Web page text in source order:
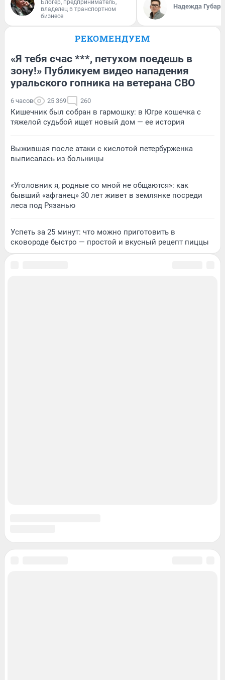
Блогер, предприниматель,
владелец в транспортном
бизнесе
Надежда Губарь
РЕКОМЕНДУЕМ
«Я тебя счас ***, петухом поедешь в
зону!» Публикуем видео нападения
уральского гопника на ветерана СВО
6 часов 25 369 260
Кишечник был собран в гармошку: в Югре кошечка с
тяжелой судьбой ищет новый дом — ее история
Выжившая после атаки с кислотой петербурженка
выписалась из больницы
«Уголовник я, родные со мной не общаются»: как
бывший «афганец» 30 лет живет в землянке посреди
леса под Рязанью
Успеть за 25 минут: что можно приготовить в
сковороде быстро — простой и вкусный рецепт пиццы